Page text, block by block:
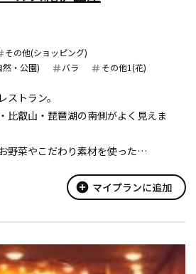
その他(ショッピング)
然・公園)
バラ その他1(花)
トラン。
比叡山・琵琶湖の南側がよく見えま
野菜やこだわり素材を使った
・水・天然酵母だけでできたパン、
add_circle マイプランに追加